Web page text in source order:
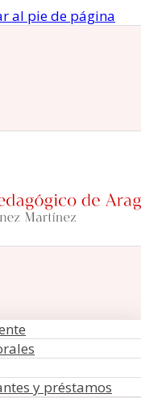
al pie de página
y préstamos